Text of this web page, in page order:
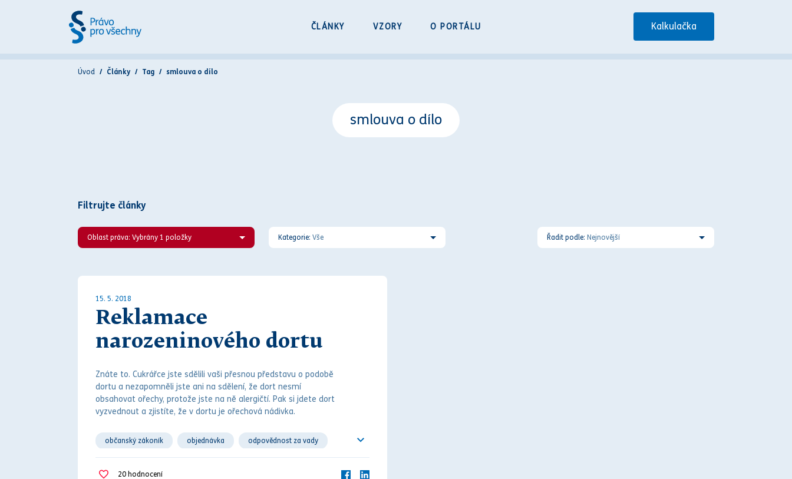
ČLÁNKY VZORY O PORTÁLU Kalkulačka
Úvod Články Tag smlouva o dílo
smlouva o dílo
Filtrujte články
Oblast práva: Vybrány 1 položky Kategorie: Vše Řadit podle: Nejnovější
15. 5. 2018
Reklamace
narozeninového dortu
Znáte to. Cukrářce jste sdělili vaši přesnou představu o podobě
dortu a nezapomněli jste ani na sdělení, že dort nesmí
obsahovat ořechy, protože jste na ně alergičtí. Pak si jdete dort
vyzvednout a zjistíte, že v dortu je ořechová nádivka.
občanský zákoník objednávka odpovědnost za vady
20 hodnocení